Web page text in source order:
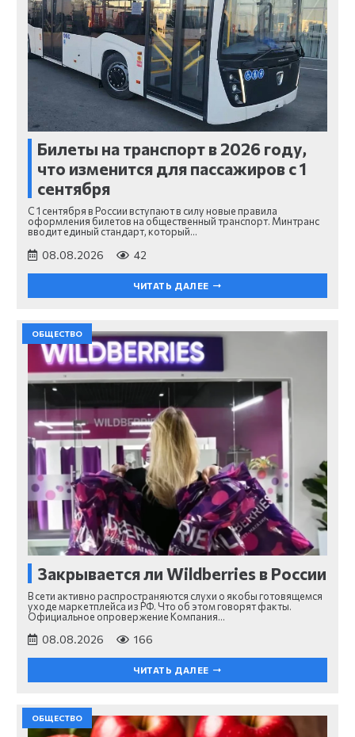
Билеты на транспорт в 2026 году,
что изменится для пассажиров с 1
сентября
С 1 сентября в России вступают в силу новые правила
оформления билетов на общественный транспорт. Минтранс
вводит единый стандарт, который…
08.08.2026 42
ЧИТАТЬ ДАЛЕЕ
ОБЩЕСТВО
Закрывается ли Wildberries в России
В сети активно распространяются слухи о якобы готовящемся
уходе маркетплейса из РФ. Что об этом говорят факты.
Официальное опровержение Компания…
08.08.2026 166
ЧИТАТЬ ДАЛЕЕ
ОБЩЕСТВО